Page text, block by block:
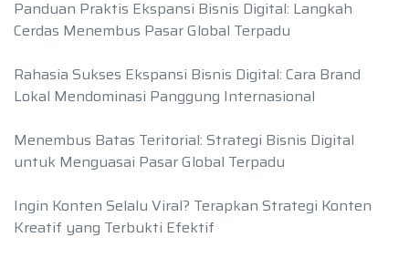
Panduan Praktis Ekspansi Bisnis Digital: Langkah
Cerdas Menembus Pasar Global Terpadu
Rahasia Sukses Ekspansi Bisnis Digital: Cara Brand
Lokal Mendominasi Panggung Internasional
Menembus Batas Teritorial: Strategi Bisnis Digital
untuk Menguasai Pasar Global Terpadu
Ingin Konten Selalu Viral? Terapkan Strategi Konten
Kreatif yang Terbukti Efektif